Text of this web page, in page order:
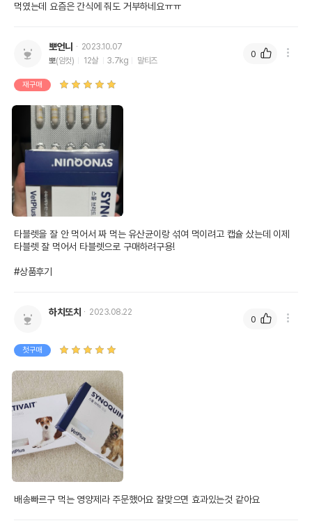
먹였는데 요즘은 간식에 줘도 거부하네요ㅠㅠ
뽀언니
2023.10.07
뽀(암컷) 12살 3.7kg 말티즈
재구매
타블렛을 잘 안 먹어서 짜 먹는 유산균이랑 섞여 먹이려고 캡슐 샀는데 이제
타블렛 잘 먹어서 타블렛으로 구매하려구용!
#상품후기
0
하치또치 2023.08.22
첫구매
배송빠르구 먹는 영양제라 주문했어요 잘맞으면 효과있는것 같아요
0